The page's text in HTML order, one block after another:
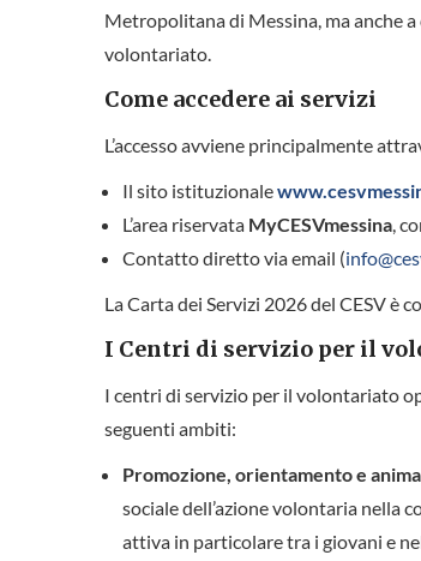
Metropolitana di Messina, ma anche
volontariato.
Come accedere ai servizi
L’accesso avviene principalmente
Il sito istituzionale
L’area riservata MyCESVmessina,
Contatto diretto via email (
La Carta dei Servizi 2026 del CESV è
I Centri di servizio per il
I centri di servizio per il volontariato
seguenti ambiti:
Promozione, orientamento e
sociale dell’azione volontaria nella
attiva in particolare tra i giovani e